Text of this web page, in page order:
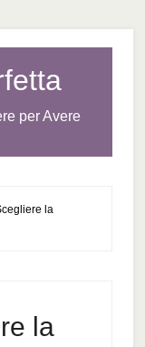
per Avere
la
la